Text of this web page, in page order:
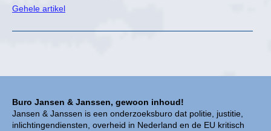
Buro Jansen & Janssen, gewoon inhoud!
Jansen & Janssen is een onderzoeksburo dat politie, justitie,
inlichtingendiensten, overheid in Nederland en de EU kritisch
Gehele artikel